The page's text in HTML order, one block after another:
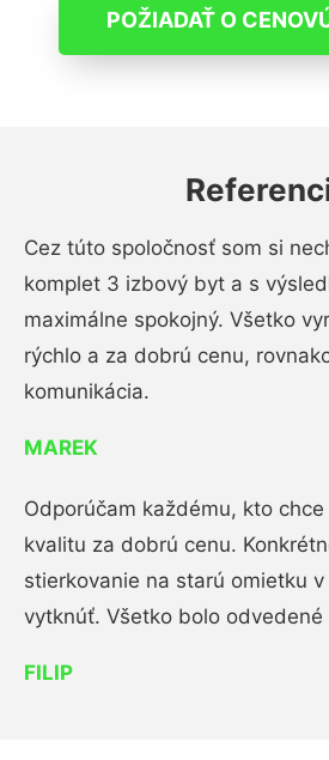
POŽIADAŤ O
Cez túto spoločnosť som si
komplet 3 izbový byt a s
maximálne spokojný. Všetko
rýchlo a za dobrú cenu,
komunikácia.
MAREK
Odporúčam každému, kto
kvalitu za dobrú cenu.
stierkovanie na starú omietku
vytknúť. Všetko bolo odvedené
FILIP